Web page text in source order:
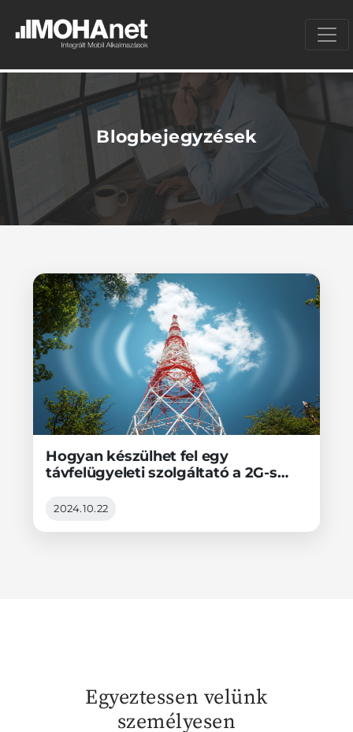
Blogbejegyzések
Hogyan készülhet fel egy
távfelügyeleti szolgáltató a 2G-s
cseréjére?
2024.10.22
Egyeztessen velünk
személyesen